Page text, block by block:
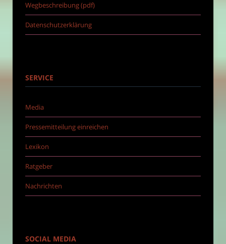
Wegbeschreibung (pdf)
Datenschutzerklärung
SERVICE
Media
Pressemitteilung einreichen
Lexikon
Ratgeber
Nachrichten
SOCIAL MEDIA